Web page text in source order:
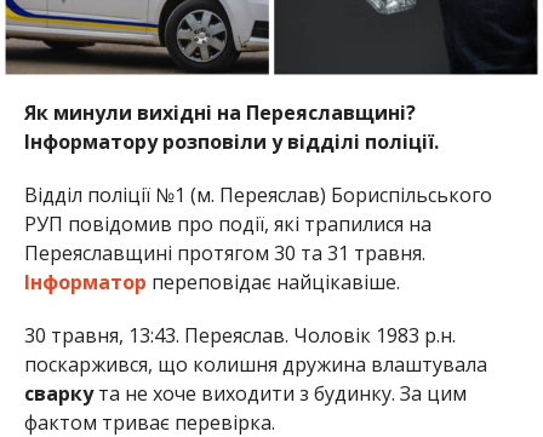
Як минули вихідні на Переяславщині?
Інформатору розповіли у відділі поліції.
Відділ поліції №1 (м. Переяслав) Бориспільського
РУП повідомив про події, які трапилися на
Переяславщині протягом 30 та 31 травня.
Інформатор переповідає найцікавіше.
30 травня, 13:43. Переяслав. Чоловік 1983 р.н.
поскаржився, що колишня дружина влаштувала
сваркута не хоче виходити з будинку. За цим
фактом триває перевірка.